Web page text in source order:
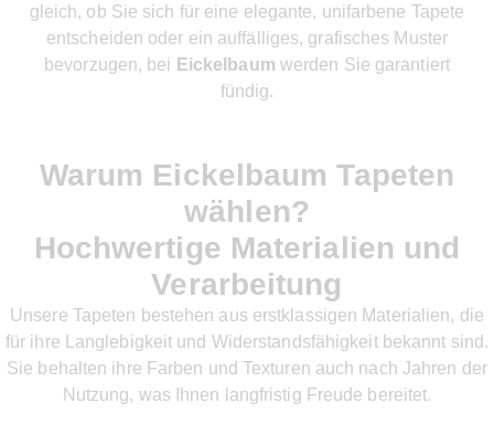
gleich, ob Sie sich für eine elegante, unifarbene Tapete
entscheiden oder ein auffälliges, grafisches Muster
bevorzugen, bei Eickelbaum werden Sie garantiert
fündig.
Warum Eickelbaum Tapeten
wählen?
Hochwertige Materialien und
Verarbeitung
Unsere Tapeten bestehen aus erstklassigen Materialien, die
für ihre Langlebigkeit und Widerstandsfähigkeit bekannt sind.
Sie behalten ihre Farben und Texturen auch nach Jahren der
Nutzung, was Ihnen langfristig Freude bereitet.